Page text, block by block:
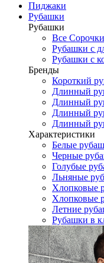
Пиджаки
Рубашки
Рубашки
Все Сорочки
Рубашки с
Рубашки с
Бренды
Короткий
Длинный
Длинный
Длинный
Длинный
Характеристики
Белые
Черные
Голубые
Льняные
Хлопковые
Хлопковые
Летние
Рубашки в